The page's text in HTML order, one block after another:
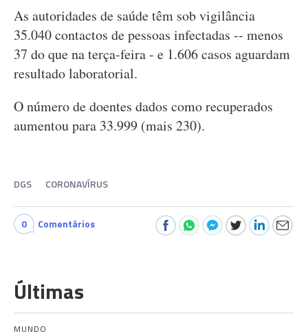
As autoridades de saúde têm sob vigilância
35.040 contactos de pessoas infectadas -- menos
37 do que na terça-feira - e 1.606 casos aguardam
resultado laboratorial.
O número de doentes dados como recuperados
aumentou para 33.999 (mais 230).
DGS CORONAVÍRUS
0 Comentários
Últimas
MUNDO